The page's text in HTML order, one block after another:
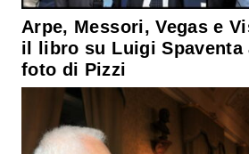
Arpe, Messori, Vegas e
il libro su Luigi Spaventa
foto di Pizzi